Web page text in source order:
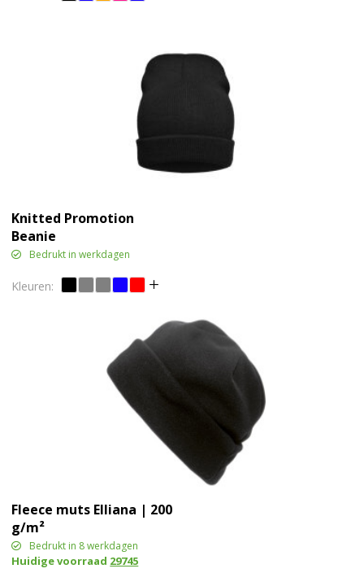
Knitted Promotion
Beanie
Bedrukt in werkdagen
Fleece muts Elliana | 200
g/m²
Bedrukt in 8 werkdagen
Huidige voorraad 29745